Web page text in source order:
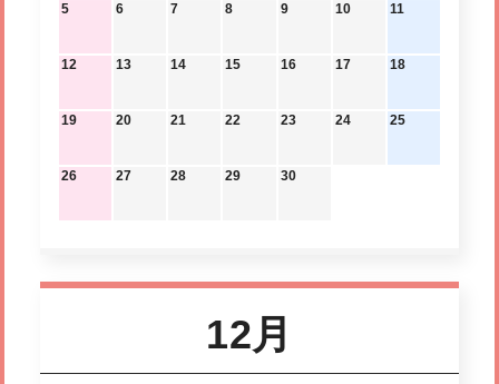
5 6 7 8 9 10 11
12 13 14 15 16 17 18
19 20 21 22 23 24 25
26 27 28 29 30
12月